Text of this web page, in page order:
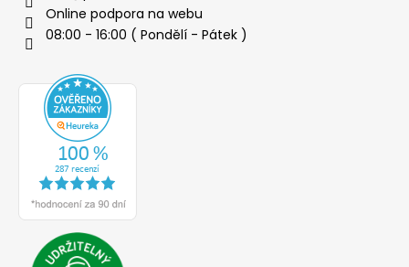
Online podpora na webu
08:00 - 16:00 ( Pondělí - Pátek )